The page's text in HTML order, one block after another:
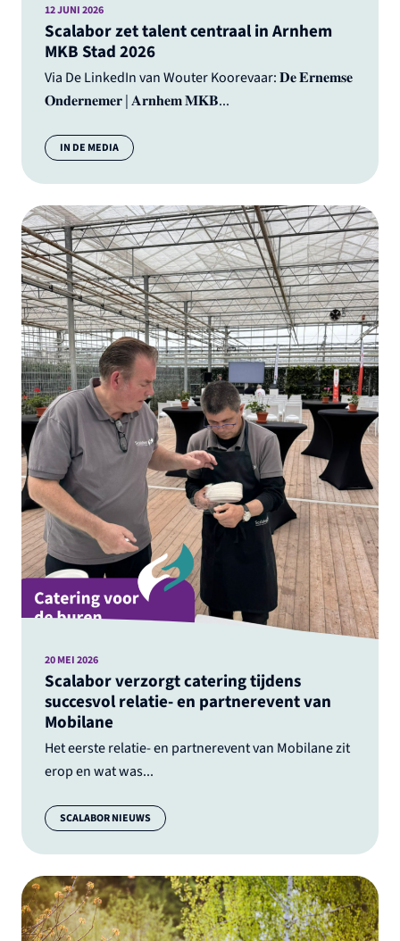
Scalabor zet talent centraal in Arnhem
MKB Stad 2026
Via De LinkedIn van Wouter Koorevaar: 𝐃𝐞 𝐄𝐫𝐧𝐞𝐦𝐬𝐞
𝐎𝐧𝐝𝐞𝐫𝐧𝐞𝐦𝐞𝐫 | 𝐀𝐫𝐧𝐡𝐞𝐦 𝐌𝐊𝐁...
12 JUNI 2026
Categorie:
IN DE MEDIA
Scalabor verzorgt catering tijdens
succesvol relatie- en partnerevent van
Mobilane
Het eerste relatie- en partnerevent van Mobilane zit
erop en wat was...
20 MEI 2026
Categorie:
SCALABOR NIEUWS